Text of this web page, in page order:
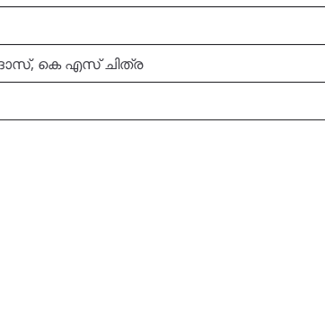
കെ എസ് ചിത്ര